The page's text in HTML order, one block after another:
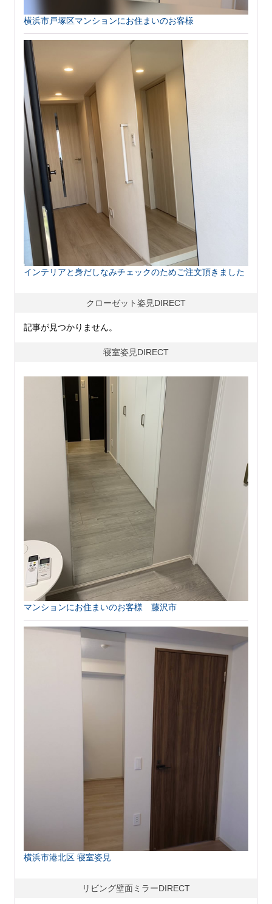
横浜市戸塚区マンションにお住まいのお客様
インテリアと身だしなみチェックのためご注文頂きました
クローゼット姿見DIRECT
記事が見つかりません。
寝室姿見DIRECT
マンションにお住まいのお客様 藤沢市
横浜市港北区 寝室姿見
リビング壁面ミラーDIRECT